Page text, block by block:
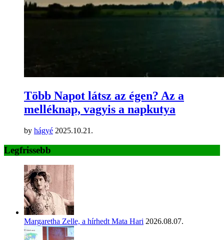
Több Napot látsz az égen? Az a
melléknap, vagyis a napkutya
by hágyé 2025.10.21.
Legfrissebb
Margaretha Zelle, a hírhedt Mata Hari 2026.08.07.